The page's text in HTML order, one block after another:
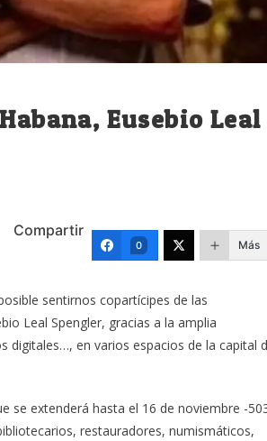
Eusebio Leal
Compartir
0 Más
sentirnos copartícipes de las
Leal Spengler, gracias a la amplia
digitales…, en varios espacios de la capital
se extenderá hasta el 16 de noviembre -
restauradores, numismáticos,